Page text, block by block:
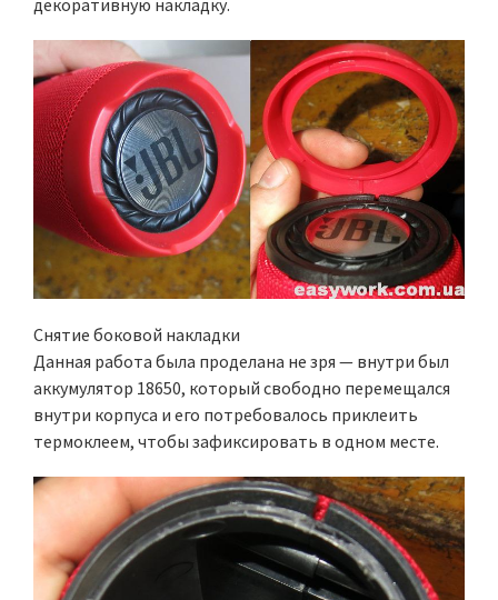
декоративную накладку.
Снятие боковой накладки
Данная работа была проделана не зря — внутри был
аккумулятор 18650, который свободно перемещался
внутри корпуса и его потребовалось приклеить
термоклеем, чтобы зафиксировать в одном месте.